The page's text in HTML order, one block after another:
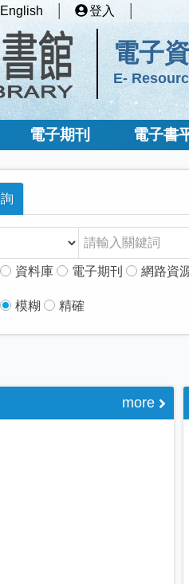
English 登入
電子
E-
電子期刊 電子書
資料庫 電子期刊 網路資
模糊 精確
more